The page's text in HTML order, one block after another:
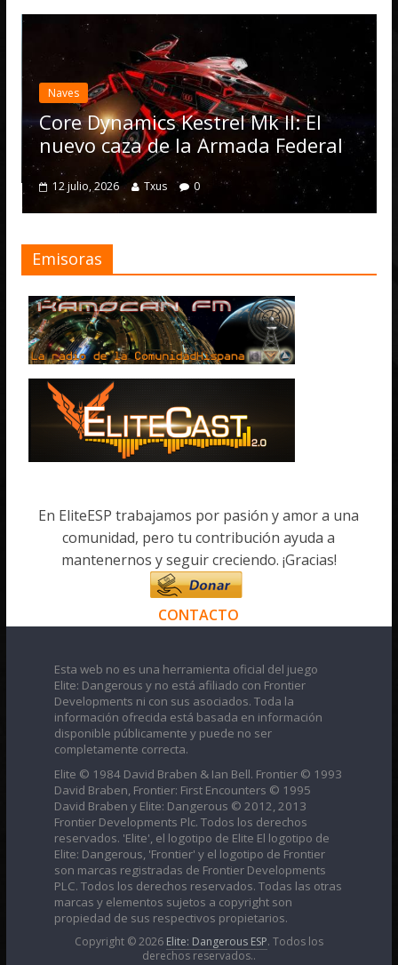
Naves
Core Dynamics Kestrel Mk II: El
nuevo caza de la Armada Federal
12 julio, 2026 Txus 0
Emisoras
En EliteESP trabajamos por pasión y amor a una
comunidad, pero tu contribución ayuda a
mantenernos y seguir creciendo. ¡Gracias!
CONTACTO
Esta web no es una herramienta oficial del juego
Elite: Dangerous y no está afiliado con Frontier
Developments ni con sus asociados. Toda la
información ofrecida está basada en información
disponible públicamente y puede no ser
completamente correcta.
Elite © 1984 David Braben & Ian Bell. Frontier © 1993
David Braben, Frontier: First Encounters © 1995
David Braben y Elite: Dangerous © 2012, 2013
Frontier Developments Plc. Todos los derechos
reservados. 'Elite', el logotipo de Elite El logotipo de
Elite: Dangerous, 'Frontier' y el logotipo de Frontier
son marcas registradas de Frontier Developments
PLC. Todos los derechos reservados. Todas las otras
marcas y elementos sujetos a copyright son
propiedad de sus respectivos propietarios.
Copyright © 2026 Elite: Dangerous ESP. Todos los
derechos reservados..